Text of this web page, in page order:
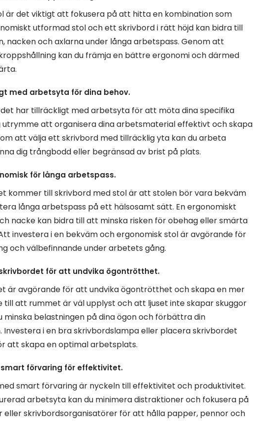
är det viktigt att fokusera på att hitta en kombination som
utformad stol och ett skrivbord i rätt höjd kan bidra till
nacken och axlarna under långa arbetspass. Genom att
kan du främja en bättre ergonomi och därmed
med arbetsyta för dina behov.
har tillräckligt med arbetsyta för att möta dina specifika
utrymme att organisera dina arbetsmaterial effektivt och skapa
att välja ett skrivbord med tillräcklig yta kan du arbeta
dig trångbodd eller begränsad av brist på plats.
för långa arbetspass.
kommer till skrivbord med stol är att stolen bör vara bekväm
långa arbetspass på ett hälsosamt sätt. En ergonomiskt
nacke kan bidra till att minska risken för obehag eller smärta
investera i en bekväm och ergonomisk stol är avgörande för
och välbefinnande under arbetets gång.
för att undvika ögontrötthet.
är avgörande för att undvika ögontrötthet och skapa en mer
till att rummet är väl upplyst och att ljuset inte skapar skuggor
belastningen på dina ögon och förbättra din
i en bra skrivbordslampa eller placera skrivbordet
att skapa en optimal arbetsplats.
förvaring för effektivitet.
smart förvaring är nyckeln till effektivitet och produktivitet.
arbetsyta kan du minimera distraktioner och fokusera på
eller skrivbordsorganisatörer för att hålla papper, pennor och